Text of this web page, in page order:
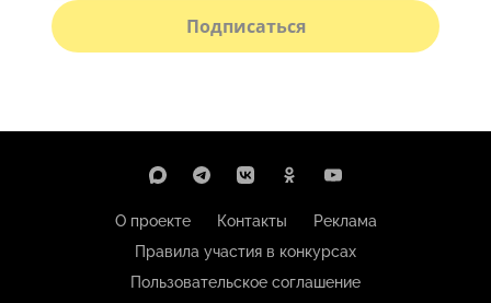
Подписаться
О проекте Контакты
Реклама
Правила участия в конкурсах
Пользовательское соглашение